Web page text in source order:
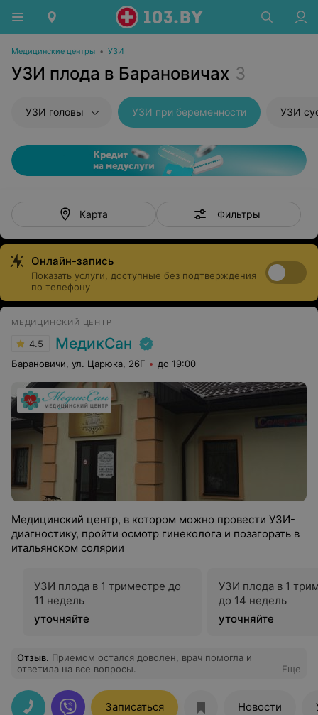
Медицинские центры • УЗИ
УЗИ плода в Барановичах 3
УЗИ головы УЗИ при беременности УЗИ
Карта Фильтры
Онлайн-запись
Показать услуги, доступные без подтверждения
по телефону
МЕДИЦИНСКИЙ ЦЕНТР
4.5 МедикСан
Барановичи, ул. Царюка, 26Г до 19:00
Медицинский центр, в котором можно провести УЗИ-
диагностику, пройти осмотр гинеколога и позагорать в
итальянском солярии
УЗИ плода в 1 триместре до
11 недель
уточняйте
УЗИ плода в 1
до 14 недель
уточняйте
Отзыв. Приемом остался доволен, врач помогла и
ответила на все вопросы.
Еще
Записаться Новости